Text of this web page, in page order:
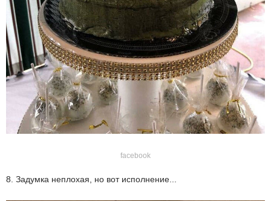
facebook
8. Задумка неплохая, но вот исполнение...